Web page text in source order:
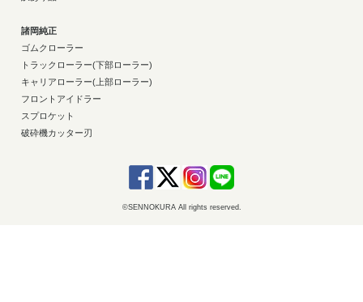
諸岡純正
ゴムクローラー
トラックローラー(下部ローラー)
キャリアローラー(上部ローラー)
フロントアイドラー
スプロケット
破砕機カッター刃
©SENNOKURA All rights reserved.